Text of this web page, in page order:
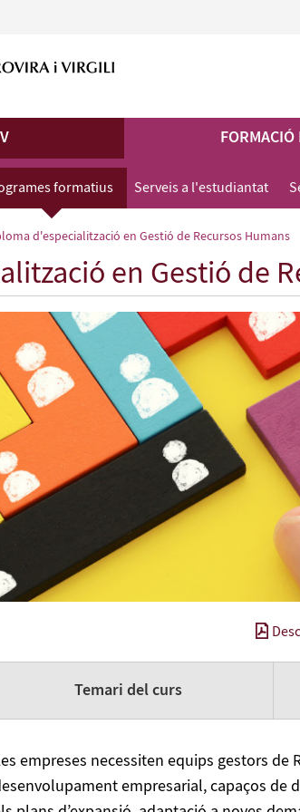
formatius Serveis a l'estudiantat
d'especialització en Gestió de Recursos Humans
en Gestió de
empreses necessiten equips gestors de
empresarial, capaços de
Temari del curs